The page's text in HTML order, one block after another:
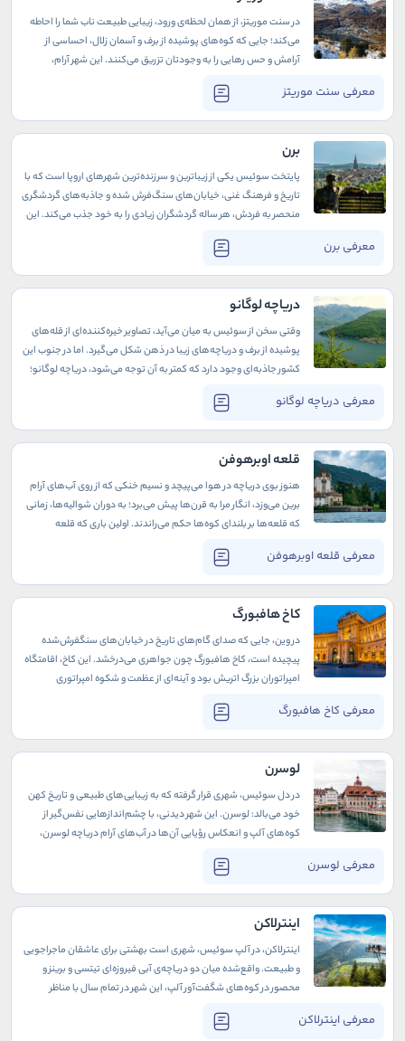
معرفی سنت موریتز
در سنت موریتز، از همان لحظه‌ی ورود، زیبایی طبیعت ناب شما را احاطه
می‌کند؛ جایی که کوه‌های پوشیده از برف و آسمان زلال، احساسی از
آرامش و حس رهایی را به وجودتان تزریق می‌کنند. این شهر آرام،
و شلوغی‌های زندگی روزمره خسته‌اند.
برن
معرفی برن
پایتخت سوئیس یکی از زیباترین و سرزنده‌ترین شهرهای اروپا است که با
تاریخ و فرهنگ غنی، خیابان‌های سنگ‌فرش شده و جاذبه‌های گردشگری
منحصر به فردش، هر ساله گردشگران زیادی را به خود جذب می‌کند. این
و تجربه‌ای از معماری تاریخی و قدیمی در کنار طبیعتی دوست داشتنی را
به بازدیدکنندگان ارائه می‌دهد.
دریاچه لوگانو
معرفی دریاچه لوگانو
وقتی سخن از سوئیس به میان می‌آید، تصاویر خیره‌کننده‌ای از قله‌های
پوشیده از برف و دریاچه‌های زیبا در ذهن شکل می‌گیرد. اما در جنوب این
کشور جاذبه‌ای وجود دارد که کمتر به آن توجه می‌شود، دریاچه لوگانو؛
همچون نقاشی‌ای طبیعی به نظر می‌رسد. در اینجا می‌خواهیم به شما
نشان دهیم چرا دریاچه لوگانو مقصدی استثنایی برای تجربه‌ای
آرامش‌بخش و دل‌انگیز است.
قلعه اوبرهوفن
معرفی قلعه اوبرهوفن
هنوز بوی دریاچه در هوا می‌پیچد و نسیم خنکی که از روی آب‌های آرام
برین می‌وزد، انگار مرا به قرن‌ها پیش می‌برد؛ به دوران شوالیه‌ها، زمانی
که قلعه‌ها بر بلندای کوه‌ها حکم می‌راندند. اولین باری که قلعه
استوار و خاموش، همچون نگهبانی خستگی‌ناپذیر که قرن‌هاست بر
ساحل دریاچه ایستاده است، شاهدی بر تاریخ و روزگارانی پر از رمز و راز.
کاخ هافبورگ
معرفی کاخ هافبورگ
در وین، جایی که صدای گام‌های تاریخ در خیابان‌های سنگفرش‌شده
پیچیده است، کاخ هافبورگ چون جواهری می‌درخشد. این کاخ، اقامتگاه
امپراتوران بزرگ اتریش بود و آینه‌ای از عظمت و شکوه امپراتوری
نهفته است. دیوارهای هافبورگ، هنوز هم نجواگر خاطراتی از
مراسم‌های باشکوه سلطنتی و تصمیمات تاریخی‌اند که مسیر اروپا را
تغییر دادند.
لوسرن
معرفی لوسرن
در دل سوئیس، شهری قرار گرفته که به زیبایی‌های طبیعی و تاریخ کهن
خود می‌بالد: لوسرن. این شهر دیدنی، با چشم‌اندازهایی نفس‌گیر از
کوه‌های آلپ و انعکاس رؤیایی آن‌ها در آب‌های آرام دریاچه لوسرن،
تندیس‌های باوقار این شهر، قصه‌هایی از دوران گذشته را برای هر
رهگذری زمزمه می‌کنند.
اینترلاکن
معرفی اینترلاکن
اینترلاکن، در آلپ سوئیس، شهری است بهشتی برای عاشقان ماجراجویی
و طبیعت. واقع‌شده میان دو دریاچه‌ی آبی فیروزه‌ای تیتسی و برینز و
محصور در کوه‌های شگفت‌آور آلپ، این شهر در تمام سال با مناظر
جدیدی از تجربه‌ها می‌برد.